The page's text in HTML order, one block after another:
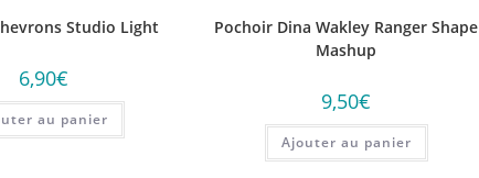
Studio Light
6,90€
au panier
Pochoir Dina Wakley Ranger Shape
Mashup
9,50€
Ajouter au panier